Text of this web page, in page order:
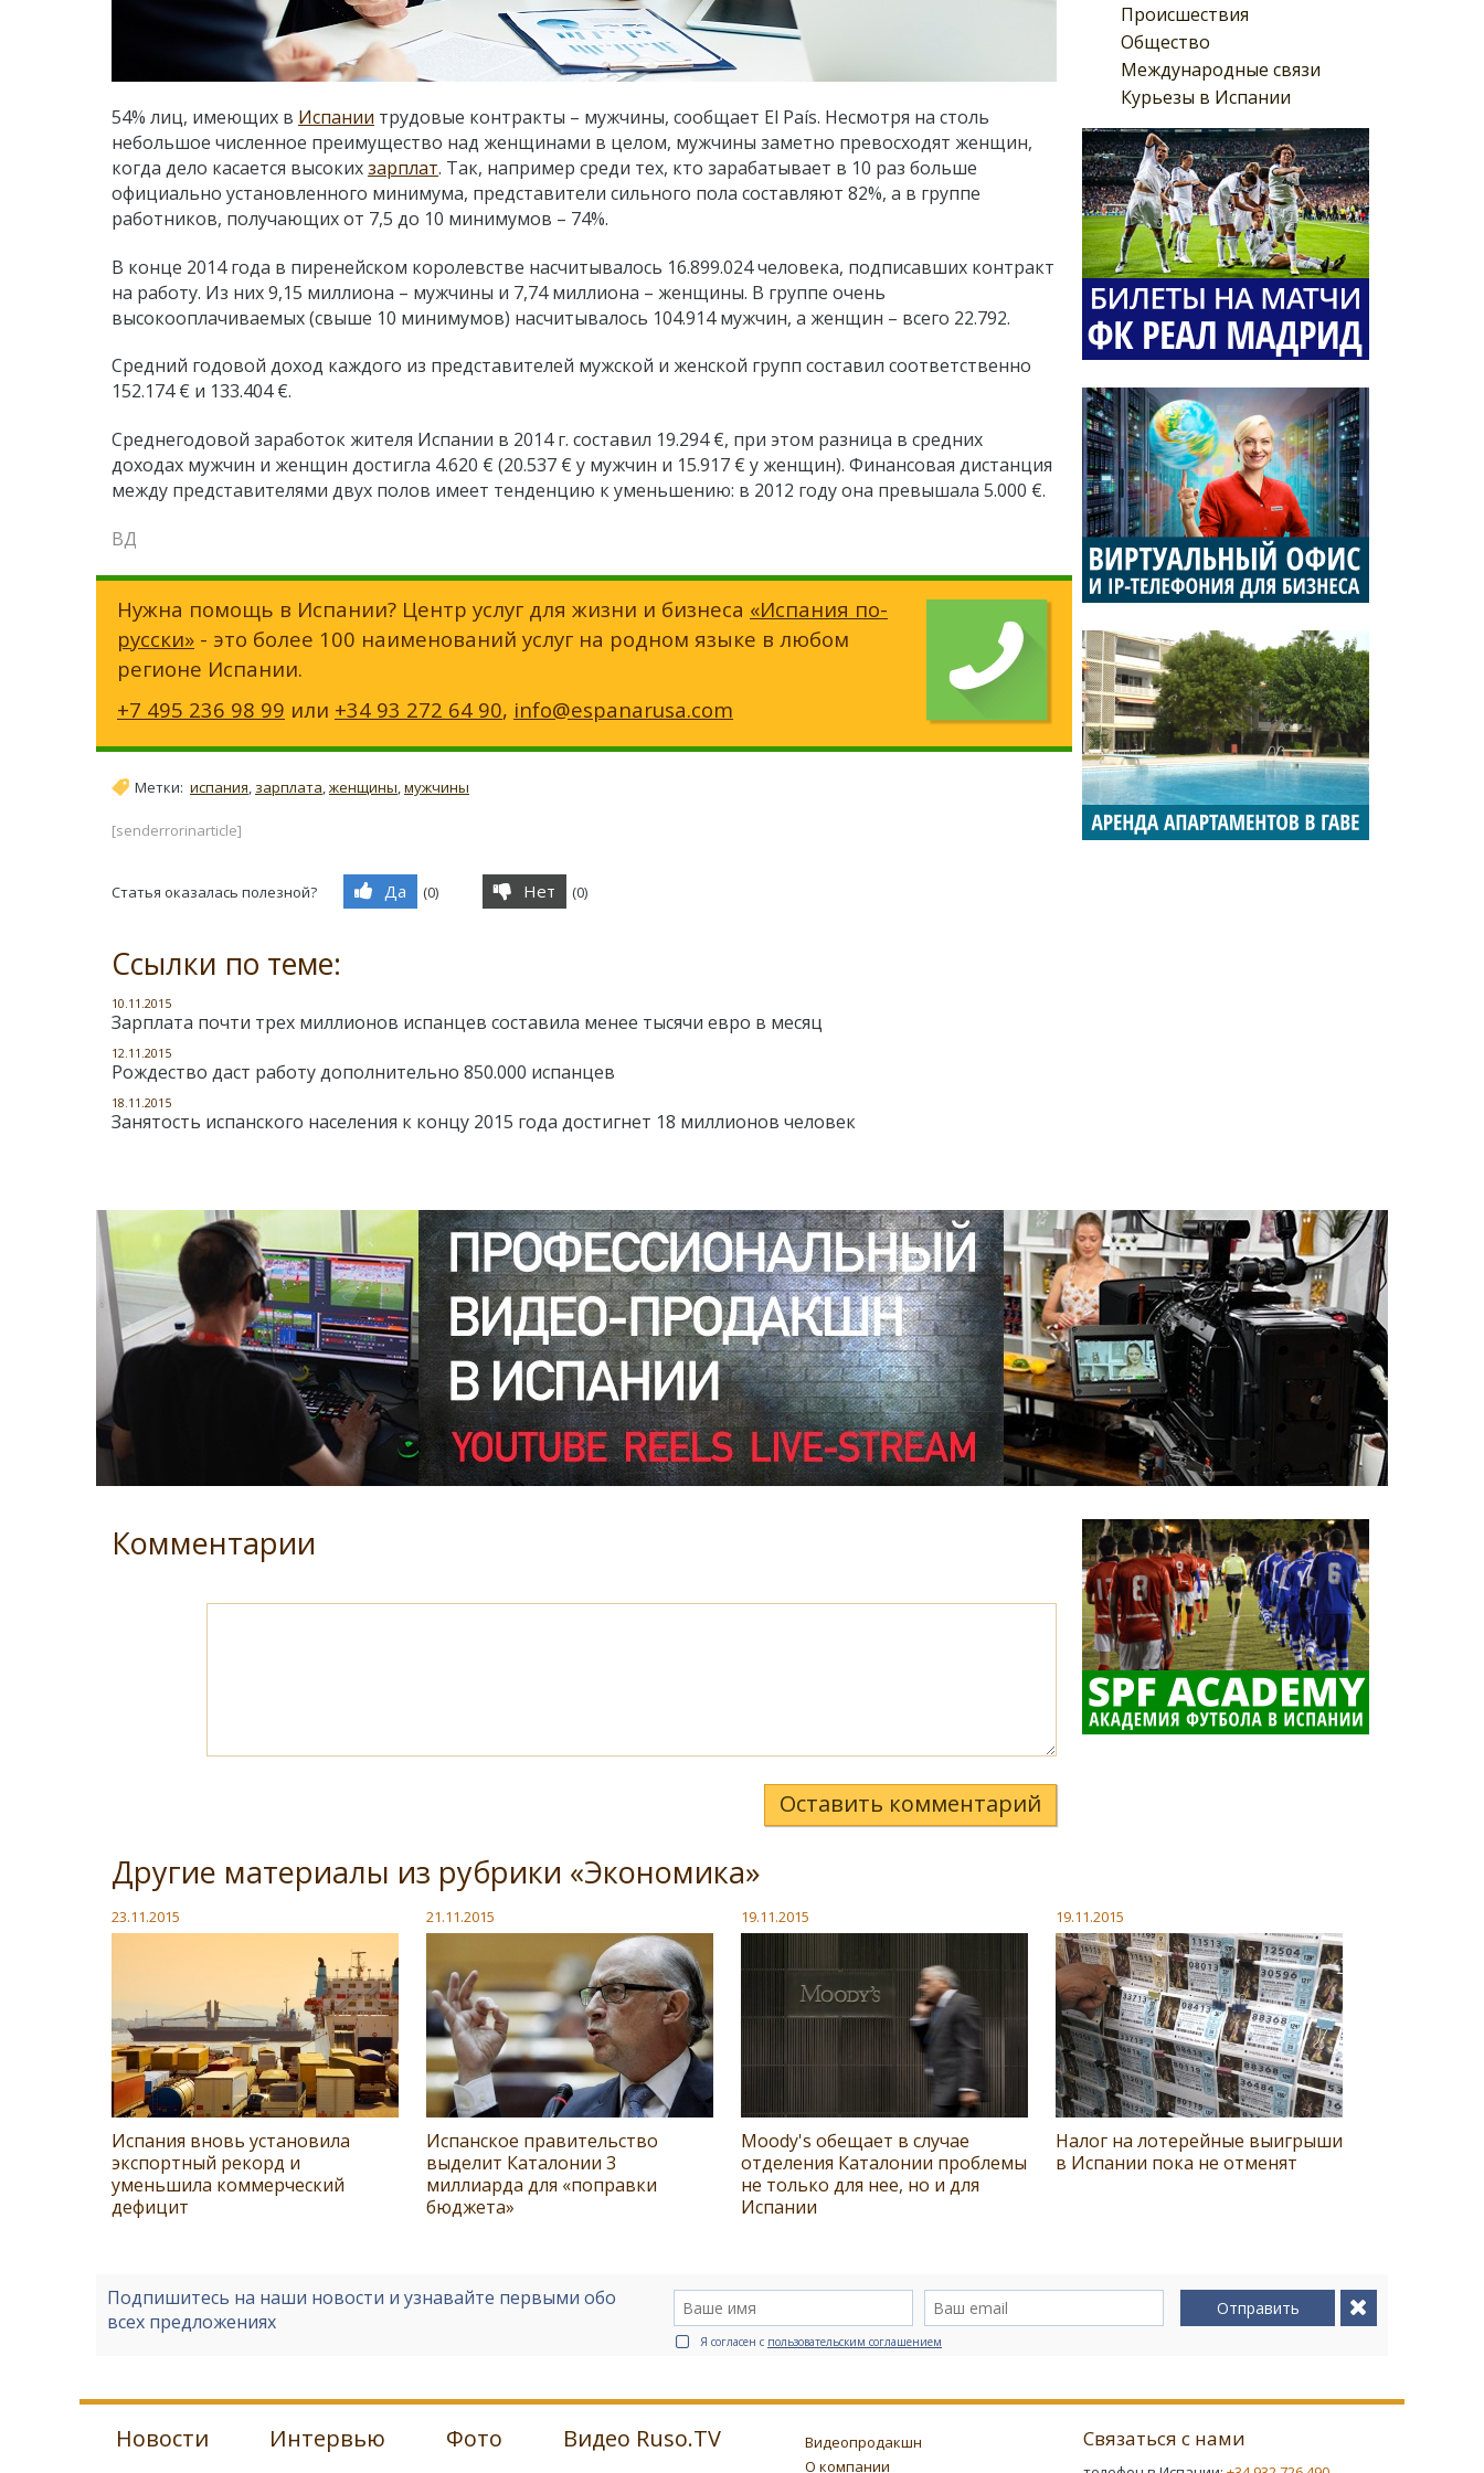
Происшествия
Общество
Международные связи
Курьезы в Испании
54% лиц, имеющих в Испании трудовые контракты – мужчины, сообщает El País. Несмотря на столь
небольшое численное преимущество над женщинами в целом, мужчины заметно превосходят женщин,
когда дело касается высокихзарплат. Так, например среди тех, кто зарабатывает в 10 раз больше
официально установленного минимума, представители сильного пола составляют 82%, а в группе
работников, получающих от 7,5 до 10 минимумов – 74%.
В конце 2014 года в пиренейском королевстве насчитывалось 16.899.024 человека, подписавших контракт
на работу. Из них 9,15 миллиона – мужчины и 7,74 миллиона – женщины. В группе очень
высокооплачиваемых (свыше 10 минимумов) насчитывалось 104.914мужчин, а женщин – всего 22.792.
Средний годовой доход каждого из представителей мужской и женской групп составил соответственно
152.174 € и 133.404 €.
Среднегодовой заработок жителя Испании в 2014 г. составил 19.294 €, при этом разница в средних
доходах мужчин и женщин достигла 4.620 € (20.537 € у мужчин и 15.917 € у женщин). Финансовая дистанция
между представителями двух полов имеет тенденцию к уменьшению: в 2012 году она превышала 5.000 €.
ВД
Нужна помощь в Испании? Центр услуг для жизни и бизнеса «Испания по-
русски» - это более 100 наименований услуг на родном языке в любом
регионе Испании.
+7 495 236 98 99 или +34 93 272 64 90, info@espanarusa.com
Метки: испания, зарплата,женщины,мужчины
[senderrorinarticle]
Статья оказалась полезной? Да (0) Нет (0)
Ссылки по теме:
10.11.2015
Зарплата почти трех миллионов испанцев составила менее тысячи евро в месяц
12.11.2015
Рождество даст работу дополнительно 850.000 испанцев
18.11.2015
Занятость испанского населения к концу 2015 года достигнет 18 миллионов человек
Комментарии
Оставить комментарий
Другие материалы из рубрики «Экономика»
23.11.2015
Испания вновь установила
экспортный рекорд и
уменьшила коммерческий
дефицит
21.11.2015
Испанское правительство
выделит Каталонии 3
миллиарда для «поправки
бюджета»
19.11.2015
Moody's обещает в случае
отделения Каталонии проблемы
не только для нее, но и для
Испании
19.11.2015
Налог на лотерейные выигрыши
в Испании пока не отменят
Подпишитесь на наши новости и узнавайте первыми обо
всех предложениях
Отправить
Я согласен с пользовательским соглашением
Новости Интервью Фото
Видео Ruso.TV
Видеопродакшн
О компании
Связаться с нами